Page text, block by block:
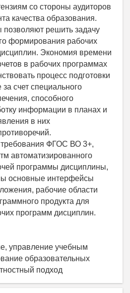
со стороны аудиторов
качества образования.
решить задачу
формирования рабочих
Экономия времени
в рабочих программах
процесс подготовки
счет специального
способного
информации в планах и
в них
ФГОС ВО 3+,
автоматизированного
программы дисциплины,
основные интерфейсы
рабочие области
продукта для
программ дисциплин.
управление учебным
образовательных
подход